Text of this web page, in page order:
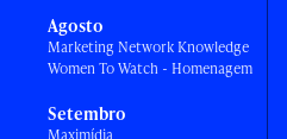
Agosto
Marketing Network Knowledge
Women To Watch - Homenagem
Setembro
Maximídia